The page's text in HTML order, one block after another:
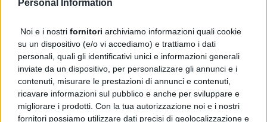
Personal Information
Noi e i nostri fornitori archiviamo informazioni quali cookie
su un dispositivo (e/o vi accediamo) e trattiamo i dati
personali, quali gli identificativi unici e informazioni generali
inviate da un dispositivo, per personalizzare gli annunci e i
contenuti, misurare le prestazioni di annunci e contenuti,
ricavare informazioni sul pubblico e anche per sviluppare e
migliorare i prodotti. Con la tua autorizzazione noi e i nostri
fornitori possiamo utilizzare dati precisi di geolocalizzazione e
Agropoli
Angri
Castellabate
News